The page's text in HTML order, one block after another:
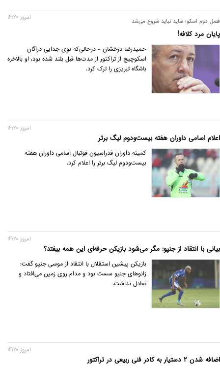
فصل دوم اسکو؛ شاید نباید شروع می‌شد
پایان مرد کلافه!
امروز 14:20
حمیدرضا درخشان - درحالی‌که بوی جدایی دراگان
اسکوچیچ از تراکتور از مدت‌ها قبل بلند شده بود، او بالاخره
باشگاه تبریزی را ترک کرد.
اعلام اسامی داوران هفته بیست‌ودوم لیگ برتر
امروز 14:20
کمیته داوران فدراسیون فوتبال اسامی داوران هفته
بیست‌ودوم لیگ برتر را اعلام کرد.
بیانی با انتقاد از جنپو: مگر می‌شود بازیکن حرفه‌ای این همه بیفتد؟
امروز 14:20
بازیکن پیشین استقلال با انتقاد از موسی جنپو گفت:
زانوهای جنپو سست بود و مدام روی زمین می‌افتاد و
تعادل نداشت.
اضافه شدن 2 دستیار به کادر فنی ربیعی در تراکتور
امروز 14:20